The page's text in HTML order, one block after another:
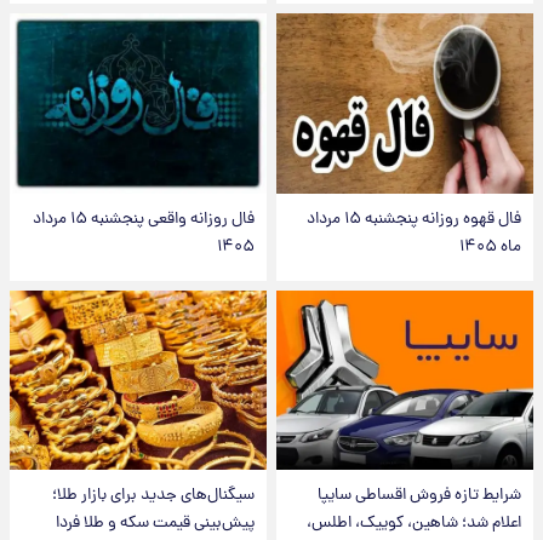
فال قهوه روزانه پنجشنبه ۱۵ مرداد
ماه ۱۴۰۵
فال روزانه واقعی پنجشنبه ۱۵ مرداد
۱۴۰۵
شرایط تازه فروش اقساطی سایپا
اعلام شد؛ شاهین، کوییک، اطلس،
سیگنال‌های جدید برای بازار طلا؛
پیش‌بینی قیمت سکه و طلا فردا